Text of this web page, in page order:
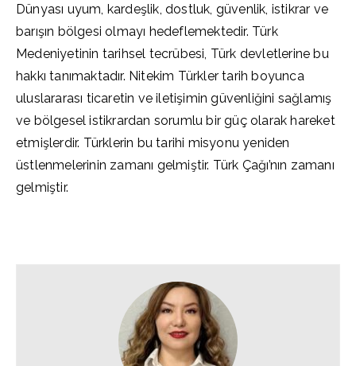
Dünyası uyum, kardeşlik, dostluk, güvenlik, istikrar ve
barışın bölgesi olmayı hedeflemektedir. Türk
Medeniyetinin tarihsel tecrübesi, Türk devletlerine bu
hakkı tanımaktadır. Nitekim Türkler tarih boyunca
uluslararası ticaretin ve iletişimin güvenliğini sağlamış
ve bölgesel istikrardan sorumlu bir güç olarak hareket
etmişlerdir. Türklerin bu tarihi misyonu yeniden
üstlenmelerinin zamanı gelmiştir. Türk Çağı’nın zamanı
gelmiştir.